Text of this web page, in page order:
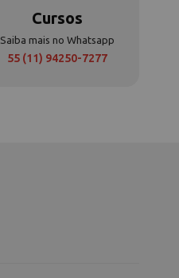
Cursos
Saiba mais no Whatsapp
55 (11) 94250-7277